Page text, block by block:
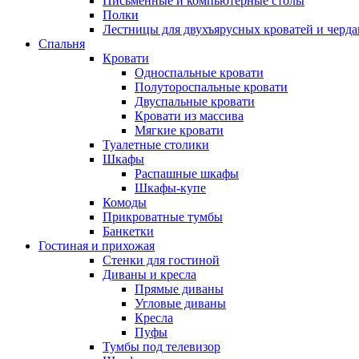
Полки
Лестницы для двухъярусных кроватей и
Спальня
Кровати
Односпальные кровати
Полутороспальные кровати
Двуспальные кровати
Кровати из массива
Мягкие кровати
Туалетные столики
Шкафы
Распашные шкафы
Шкафы-купе
Комоды
Прикроватные тумбы
Банкетки
Гостиная и прихожая
Стенки для гостиной
Диваны и кресла
Прямые диваны
Угловые диваны
Кресла
Пуфы
Тумбы под телевизор